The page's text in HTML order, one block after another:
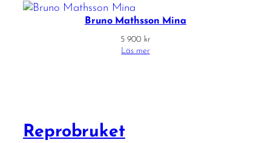
Bruno Mathsson Mina
5 900 kr
Läs mer
Reprobruket